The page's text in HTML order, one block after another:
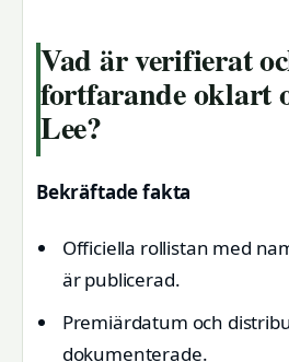
Vad är verifierat
fortfarande oklart
Lee?
Bekräftade fakta
Officiella rollistan med
är publicerad.
Premiärdatum och
dokumenterade.